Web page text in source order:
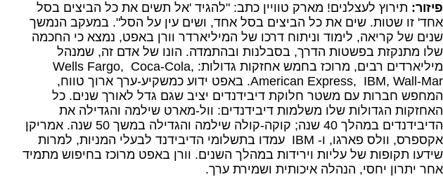
פיזור: תירוץ לעצלנים! מארק טוויין כתב: "להגיד 'אל תשים את כל הביצים בסל
אחד' זו שטות. שים את כל הביצים בסל אחד, ושים עין על הסל". במעקב הנמשך
שנים של קריאה, לימוד וניתוח דרכו של המיליארדר וורן באפט, נמצא כי החכמה
שלו מתנקזת בפשטות הדרך, בסבלנות ובהתמדה. הונו של אדם זה, שמנהל
מיליארדים רבים, מרוכז בחמש אחזקות גדולות: Wells Fargo, Coca-Cola,
American Express, IBM, Wall-Mar. באפט ידוע כמשקיע-ערך ארוך טווח,
המחפש חברות עם משטר חלוקת דיבידנדים יציב שגם גדל לאורך שנים. כל
האחזקות הגדולות שלו משלמות דיבידנדים: וול-מארט שילמה והגדילה את
הדיבידנדים במהלך 40 שנה; קוקה-קולה שילמה והגדילה במשך 50 שנה. אמריקן
אקספרס, וולס פארגו, ו- IBM עמדו בתשלומי הדיבידנד לבעלי המניות, למרות
שידעו תקופות של עליות וירידות במהלך השנים. וורן באפט מרוכז בחיפוש מתמיד
אחר יתרון יחסי, הנהלה איכותית ושמירת ערך.